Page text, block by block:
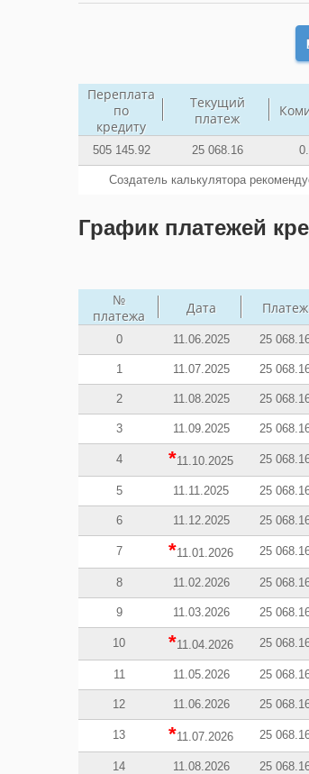
Переплата
по
кредиту
Текущий
платеж
505 145.92 25 068.16
Создатель калькулятора
График платежей
№
платежа
Дата Платеж
0 11.06.2025 25
1 11.07.2025 25
2 11.08.2025 25
3 11.09.2025 25
4 *11.10.2025 25
5 11.11.2025 25
6 11.12.2025 25
7 *11.01.2026 25
8 11.02.2026 25
9 11.03.2026 25
10 *11.04.2026 25
11 11.05.2026 25
12 11.06.2026 25
13 *11.07.2026 25
14 11.08.2026 25